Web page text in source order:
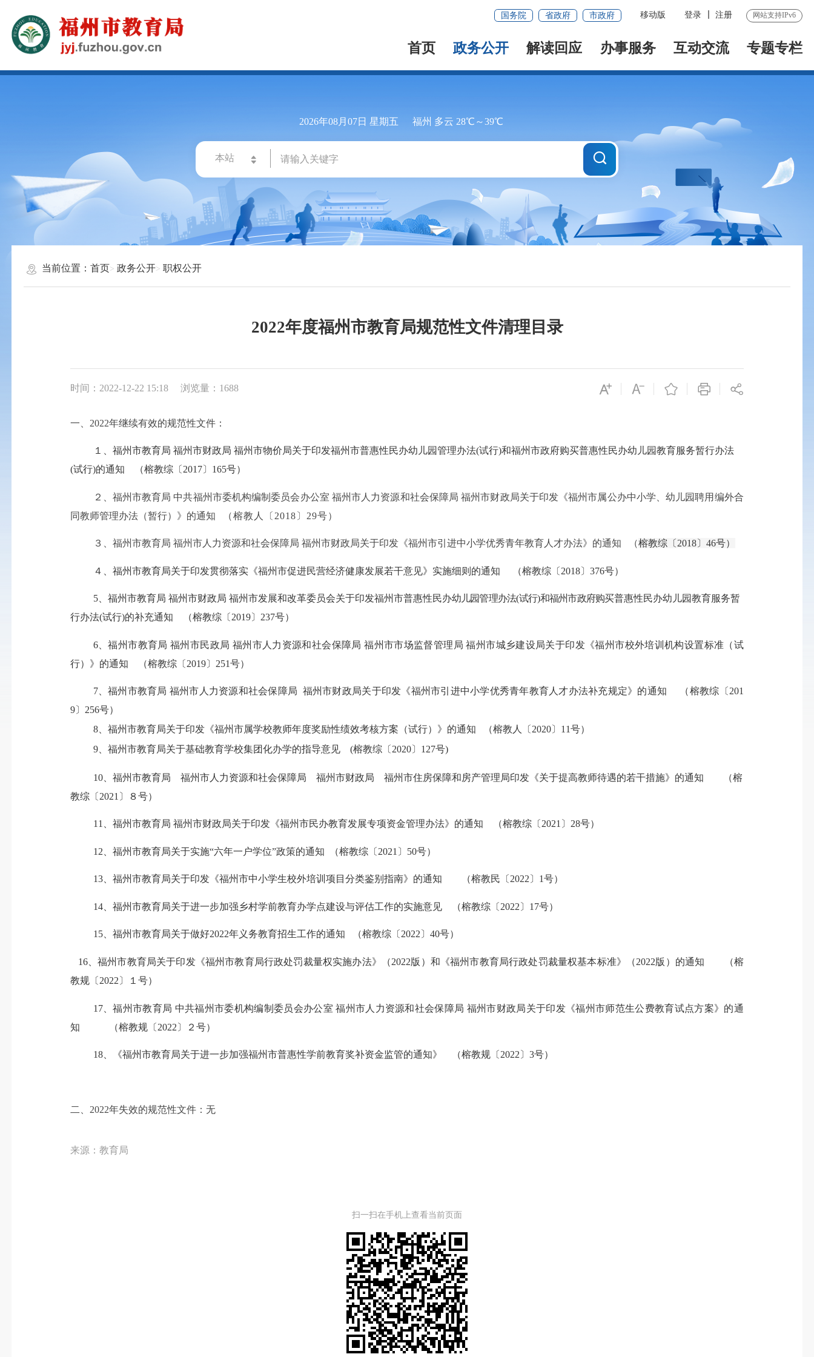
国务院 省政府 市政府 移动版 登录 注册 网站支持IPv6
首页 政务公开 解读回应 办事服务 互动交流 专题专栏
2026年08月07日 星期五 福州 多云 28℃～39℃
当前位置：首页 政务公开 职权公开
2022年度福州市教育局规范性文件清理目录
时间：2022-12-22 15:18 浏览量：1688
一、 2022年继续有效的规范性文件：
１、 福州市教育局 福州市财政局 福州市物价局关于印发福州市普惠性民办幼儿园管理办法(试行)和福州市政府购买普惠性民办幼儿园教育服务暂行办法
(试行)的通知
（榕教综〔2017〕165号）
２、福州市教育局 中共福州市委机构编制委员会办公室 福州市人力资源和社会保障局 福州市财政局关于印发《福州市属公办中小学、幼儿园聘用编外合
同教师管理办法（暂行）》的通知
（榕教人〔2018〕29号）
３、福州市教育局 福州市人力资源和社会保障局 福州市财政局关于印发《福州市引进中小学优秀青年教育人才办法》的通知 （榕教综〔2018〕46号）
４、福州市教育局关于印发贯彻落实《福州市促进民营经济健康发展若干意见》实施细则的通知 （榕教综〔2018〕376号）
5、 福州市教育局 福州市财政局 福州市发展和改革委员会关于印发福州市普惠性民办幼儿园管理办法(试行)和福州市政府购买普惠性民办幼儿园教育服务暂
行办法(试行)的补充通知
（榕教综〔2019〕237号）
6、福州市教育局 福州市民政局 福州市人力资源和社会保障局 福州市市场监督管理局 福州市城乡建设局关于印发《福州市校外培训机构设置标准（试
行）》的通知
（榕教综〔2019〕251号）
7、福州市教育局 福州市人力资源和社会保障局 福州市财政局关于印发《福州市引进中小学优秀青年教育人才办法补充规定》的通知 （榕教综〔201
9〕256号）
8、 福州市教育局关于印发《福州市属学校教师年度奖励性绩效考核方案（试行）》的通知 （榕教 人 〔2020〕1 1号）
9、 福州市教育局关于基础教育学校集团化办学的指导意见 (榕教综〔2020〕127号)
10、福州市教育局 福州市人力资源和社会保障局 福州市财政局 福州市住房保障和房产管理局印发《关于提高教师待遇的若干措施》的通知 （榕
教综〔2021〕８号）
1 1 福州市教育局 福州市财政局关于印发《福州市民办教育发展专项资金管理办法》的通知 （榕教综〔2021 〕 28号）
1 2 福州市教育局关于实施“六年一户学位”政策的通知 （榕教综〔2021〕50号）
13、 福州市教育局关于印发《福州市中小学生校外培训项目分类鉴别指南》 的通知 （榕教民 〔 2022 〕 1号）
14、 福州市教育局关于进一步加强乡村学前教育办学点建设与评估工作的实施意见 （榕教综〔2022〕17号）
15、 福州市教育局关于做好2022年义务教育招生工作的通知 （榕教综〔2022〕 40号）
16、福州市教育局关于印发《福州市教育局行政处罚裁量权实施办法》（2022版）和《福州市教育局行政处罚裁量权基本标准》（2022版）的通知 （榕
教规〔2022〕１号）
17、福州市教育局 中共福州市委机构编制委员会办公室 福州市人力资源和社会保障局 福州市财政局关于印发《福州市师范生公费教育试点方案》的通
知 （榕教规〔2022〕２号）
18、 《福州市教育局关于进一步加强福州市普惠性学前教育奖补资金监管的通知》 （榕教规〔 2022 〕 3号）
二、 2022年失效的规范性文件：无
来源：教育局
扫一扫在手机上查看当前页面